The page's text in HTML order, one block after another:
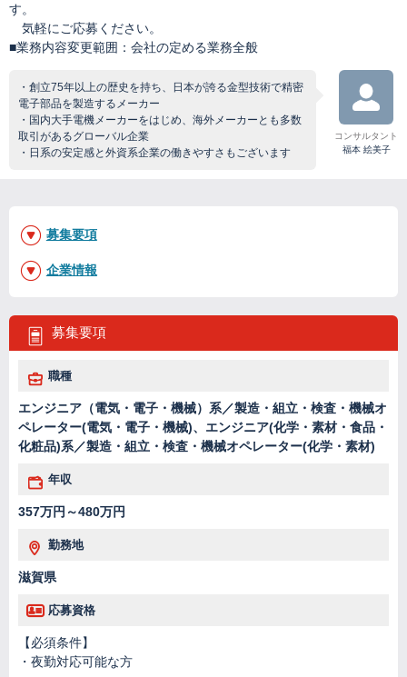
す。
気軽にご応募ください。
■業務内容変更範囲：会社の定める業務全般
・創立75年以上の歴史を持ち、日本が誇る金型技術で精密
電子部品を製造するメーカー
・国内大手電機メーカーをはじめ、海外メーカーとも多数
取引があるグローバル企業
・日系の安定感と外資系企業の働きやすさもございます
コンサルタント
福本 絵美子
募集要項
職種
エンジニア（電気・電子・機械）系／製造・組立・検査・機械オ
ペレーター(電気・電子・機械)、エンジニア(化学・素材・食品・
化粧品)系／製造・組立・検査・機械オペレーター(化学・素材)
年収
357万円～480万円
勤務地
滋賀県
応募資格
【必須条件】
・夜勤対応可能な方
募集要項
企業情報